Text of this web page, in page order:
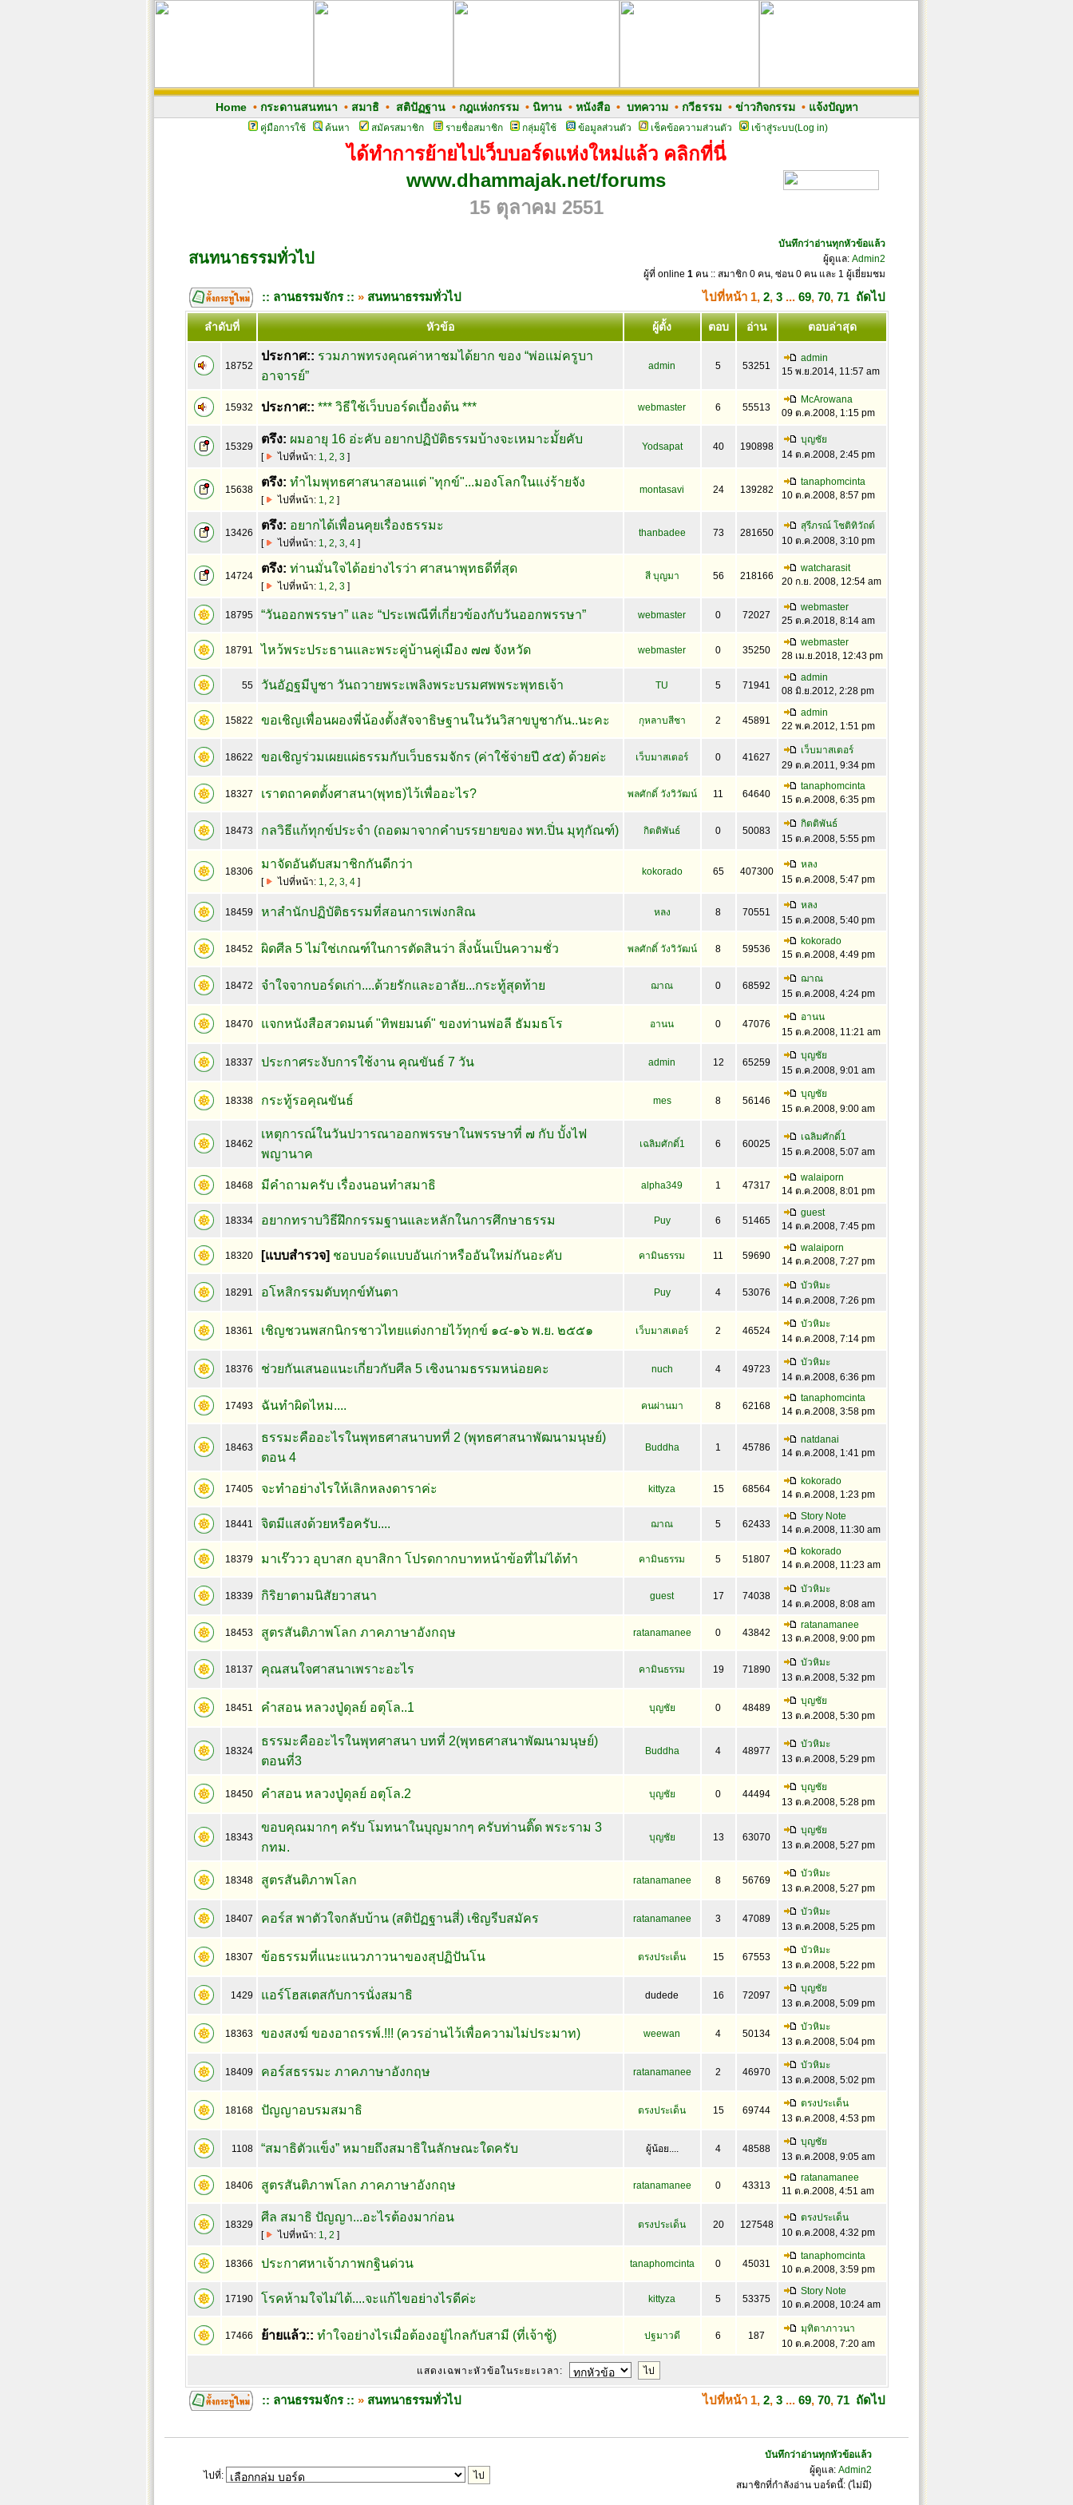
Home• กระดานสนทนา • สมาธิ• สติปัฏฐาน• กฎแห่งกรรม• นิทาน• หนังสือ• บทความ• กวีธรรม• ข่าวกิจกรรม• แจ้งปัญหา
คู่มือการใช้ ค้นหา สมัครสมาชิก รายชื่อสมาชิก กลุ่มผู้ใช้ ข้อมูลส่วนตัว เช็คข้อความส่วนตัว เข้าสู่ระบบ(Log in)
ได้ทำการย้ายไปเว็บบอร์ดแห่งใหม่แล้ว คลิกที่นี่
www.dhammajak.net/forums
15 ตุลาคม 2551
สนทนาธรรมทั่วไป
บันทึกว่าอ่านทุกหัวข้อแล้ว
ผู้ดูแล: Admin2
ผู้ที่ online 1คน :: สมาชิก 0 คน, ซ่อน 0 คน และ 1 ผู้เยี่ยมชม
:: ลานธรรมจักร :: » สนทนาธรรมทั่วไป ไปที่หน้า 1, 2, 3... 69, 70, 71 ถัดไป
ลำดับที่ หัวข้อ ผู้ตั้ง ตอบ อ่าน ตอบล่าสุด
18752
ประกาศ:: รวมภาพทรงคุณค่าหาชมได้ยาก ของ “พ่อแม่ครูบา
อาจารย์”
admin 5 53251
admin
15 พ.ย.2014, 11:57 am
15932 ประกาศ:: *** วิธีใช้เว็บบอร์ดเบื้องต้น *** webmaster 6 55513
McArowana
09 ต.ค.2008, 1:15 pm
15329
ตรึง: ผมอายุ 16 อ่ะคับ อยากปฏิบัติธรรมบ้างจะเหมาะมั้ยคับ
[ ไปที่หน้า: 1, 2, 3 ]
Yodsapat 40 190898
บุญชัย
14 ต.ค.2008, 2:45 pm
15638
ตรึง: ทำไมพุทธศาสนาสอนแต่ "ทุกข์"...มองโลกในแง่ร้ายจัง
[ ไปที่หน้า: 1, 2 ]
montasavi 24 139282
tanaphomcinta
10 ต.ค.2008, 8:57 pm
13426
ตรึง: อยากได้เพื่อนคุยเรื่องธรรมะ
[ ไปที่หน้า: 1, 2, 3, 4]
thanbadee 73 281650
สุรีภรณ์ โชติทิวัถต์
10 ต.ค.2008, 3:10 pm
14724
ตรึง: ท่านมั่นใจได้อย่างไรว่า ศาสนาพุทธดีที่สุด
[ ไปที่หน้า: 1, 2, 3]
สี บุญมา 56 218166
watcharasit
20 ก.ย. 2008, 12:54 am
18795 “วันออกพรรษา” และ “ประเพณีที่เกี่ยวข้องกับวันออกพรรษา” webmaster 0 72027
webmaster
25 ต.ค.2018, 8:14 am
18791 ไหว้พระประธานและพระคู่บ้านคู่เมือง ๗๗ จังหวัด webmaster 0 35250
webmaster
28 เม.ย.2018, 12:43 pm
55 วันอัฏฐมีบูชา วันถวายพระเพลิงพระบรมศพพระพุทธเจ้า TU 5 71941
admin
08 มิ.ย.2012, 2:28 pm
15822 ขอเชิญเพื่อนผองพี่น้องตั้งสัจจาธิษฐานในวันวิสาขบูชากัน..นะคะ กุหลาบสีชา 2 45891
admin
22 พ.ค.2012, 1:51 pm
18622 ขอเชิญร่วมเผยแผ่ธรรมกับเว็บธรมจักร (ค่าใช้จ่ายปี ๕๕) ด้วยค่ะ เว็บมาสเตอร์ 0 41627
เว็บมาสเตอร์
29 ต.ค.2011, 9:34 pm
18327 เราตถาคตตั้งศาสนา(พุทธ)ไว้เพื่ออะไร? พลศักดิ์ วังวิวัฒน์ 11 64640
tanaphomcinta
15 ต.ค.2008, 6:35 pm
18473 กลวิธีแก้ทุกข์ประจำ (ถอดมาจากคำบรรยายของ พท.ปิ่น มุทุกัณฑ์) กิตติพันธ์ 0 50083
กิตติพันธ์
15 ต.ค.2008, 5:55 pm
18306
มาจัดอันดับสมาชิกกันดีกว่า
[ ไปที่หน้า: 1, 2, 3, 4]
kokorado 65 407300
หลง
15 ต.ค.2008, 5:47 pm
18459 หาสำนักปฏิบัติธรรมที่สอนการเพ่งกสิณ หลง 8 70551
หลง
15 ต.ค.2008, 5:40 pm
18452 ผิดศีล 5 ไม่ใช่เกณฑ์ในการตัดสินว่า สิ่งนั้นเป็นความชั่ว พลศักดิ์ วังวิวัฒน์ 8 59536
kokorado
15 ต.ค.2008, 4:49 pm
18472 จำใจจากบอร์ดเก่า....ด้วยรักและอาลัย...กระทู้สุดท้าย ฌาณ 0 68592
ฌาณ
15 ต.ค.2008, 4:24 pm
18470 แจกหนังสือสวดมนต์ "ทิพยมนต์" ของท่านพ่อลี ธัมมธโร อานน 0 47076
อานน
15 ต.ค.2008, 11:21 am
18337 ประกาศระงับการใช้งาน คุณขันธ์ 7 วัน admin 12 65259
บุญชัย
15 ต.ค.2008, 9:01 am
18338 กระทู้รอคุณขันธ์ mes 8 56146
บุญชัย
15 ต.ค.2008, 9:00 am
18462
เหตุการณ์ในวันปวารณาออกพรรษาในพรรษาที่ ๗ กับ บั้งไฟ
พญานาค
เฉลิมศักดิ์1 6 60025
เฉลิมศักดิ์1
15 ต.ค.2008, 5:07 am
18468 มีคำถามครับ เรื่องนอนทำสมาธิ alpha349 1 47317
walaiporn
14 ต.ค.2008, 8:01 pm
18334 อยากทราบวิธีฝึกกรรมฐานและหลักในการศึกษาธรรม Puy 6 51465
guest
14 ต.ค.2008, 7:45 pm
18320 [แบบสำรวจ] ชอบบอร์ดแบบอันเก่าหรืออันใหม่กันอะคับ คามินธรรม 11 59690
walaiporn
14 ต.ค.2008, 7:27 pm
18291 อโหสิกรรมดับทุกข์ทันตา Puy 4 53076
บัวหิมะ
14 ต.ค.2008, 7:26 pm
18361 เชิญชวนพสกนิกรชาวไทยแต่งกายไว้ทุกข์ ๑๔-๑๖ พ.ย. ๒๕๕๑ เว็บมาสเตอร์ 2 46524
บัวหิมะ
14 ต.ค.2008, 7:14 pm
18376 ช่วยกันเสนอแนะเกี่ยวกับศีล 5 เชิงนามธรรมหน่อยคะ nuch 4 49723
บัวหิมะ
14 ต.ค.2008, 6:36 pm
17493 ฉันทำผิดไหม.... คนผ่านมา 8 62168
tanaphomcinta
14 ต.ค.2008, 3:58 pm
18463
ธรรมะคืออะไรในพุทธศาสนาบทที่ 2 (พุทธศาสนาพัฒนามนุษย์)
ตอน 4
Buddha 1 45786
natdanai
14 ต.ค.2008, 1:41 pm
17405 จะทำอย่างไรให้เลิกหลงดาราค่ะ kittyza 15 68564
kokorado
14 ต.ค.2008, 1:23 pm
18441 จิตมีแสงด้วยหรือครับ.... ฌาณ 5 62433
Story Note
14 ต.ค.2008, 11:30 am
18379 มาเร๊ววว อุบาสก อุบาสิกา โปรดกากบาทหน้าข้อที่ไม่ได้ทำ คามินธรรม 5 51807
kokorado
14 ต.ค.2008, 11:23 am
18339 กิริยาตามนิสัยวาสนา guest 17 74038
บัวหิมะ
14 ต.ค.2008, 8:08 am
18453 สูตรสันติภาพโลก ภาคภาษาอังกฤษ ratanamanee 0 43842
ratanamanee
13 ต.ค.2008, 9:00 pm
18137 คุณสนใจศาสนาเพราะอะไร คามินธรรม 19 71890
บัวหิมะ
13 ต.ค.2008, 5:32 pm
18451 คำสอน หลวงปู่ดุลย์ อตุโล..1 บุญชัย 0 48489
บุญชัย
13 ต.ค.2008, 5:30 pm
18324
ธรรมะคืออะไรในพุทศาสนา บทที่ 2(พุทธศาสนาพัฒนามนุษย์)
ตอนที่3
Buddha 4 48977
บัวหิมะ
13 ต.ค.2008, 5:29 pm
18450 คำสอน หลวงปู่ดุลย์ อตุโล.2 บุญชัย 0 44494
บุญชัย
13 ต.ค.2008, 5:28 pm
18343
ขอบคุณมากๆ ครับ โมทนาในบุญมากๆ ครับท่านติ๊ด พระราม 3
กทม.
บุญชัย 13 63070
บุญชัย
13 ต.ค.2008, 5:27 pm
18348 สูตรสันติภาพโลก ratanamanee 8 56769
บัวหิมะ
13 ต.ค.2008, 5:27 pm
18407 คอร์ส พาตัวใจกลับบ้าน (สติปัฏฐานสี่) เชิญรีบสมัคร ratanamanee 3 47089
บัวหิมะ
13 ต.ค.2008, 5:25 pm
18307 ข้อธรรมที่แนะแนวภาวนาของสุปฏิปันโน ตรงประเด็น 15 67553
บัวหิมะ
13 ต.ค.2008, 5:22 pm
1429 แอร์โฮสเตสกับการนั่งสมาธิ dudede 16 72097
บุญชัย
13 ต.ค.2008, 5:09 pm
18363 ของสงฆ์ ของอาถรรพ์.!!! (ควรอ่านไว้เพื่อความไม่ประมาท) weewan 4 50134
บัวหิมะ
13 ต.ค.2008, 5:04 pm
18409 คอร์สธรรมะ ภาคภาษาอังกฤษ ratanamanee 2 46970
บัวหิมะ
13 ต.ค.2008, 5:02 pm
18168 ปัญญาอบรมสมาธิ ตรงประเด็น 15 69744
ตรงประเด็น
13 ต.ค.2008, 4:53 pm
1108 “สมาธิตัวแข็ง” หมายถึงสมาธิในลักษณะใดครับ ผู้น้อย.... 4 48588
บุญชัย
13 ต.ค.2008, 9:05 am
18406 สูตรสันติภาพโลก ภาคภาษาอังกฤษ ratanamanee 0 43313
ratanamanee
11 ต.ค.2008, 4:51 am
18329
ศีล สมาธิ ปัญญา...อะไรต้องมาก่อน
[ ไปที่หน้า: 1, 2 ]
ตรงประเด็น 20 127548
ตรงประเด็น
10 ต.ค.2008, 4:32 pm
18366 ประกาศหาเจ้าภาพกฐินด่วน tanaphomcinta 0 45031
tanaphomcinta
10 ต.ค.2008, 3:59 pm
17190 โรคห้ามใจไม่ได้....จะแก้ไขอย่างไรดีค่ะ kittyza 5 53375
Story Note
10 ต.ค.2008, 10:24 am
17466 ย้ายแล้ว:: ทำใจอย่างไรเมื่อต้องอยู่ไกลกับสามี (ที่เจ้าชู้) ปฐมาวดี 6 187
มุทิตาภาวนา
10 ต.ค.2008, 7:20 am
แสดงเฉพาะหัวข้อในระยะเวลา:
:: ลานธรรมจักร :: » สนทนาธรรมทั่วไป ไปที่หน้า 1, 2, 3... 69, 70, 71 ถัดไป
ไปที่:
บันทึกว่าอ่านทุกหัวข้อแล้ว
ผู้ดูแล: Admin2
สมาชิกที่กำลังอ่าน บอร์ดนี้: (ไม่มี)